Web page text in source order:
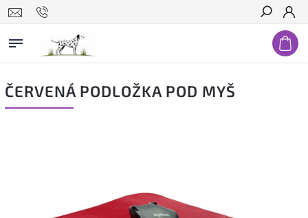
Hledat
ČERVENÁ PODLOŽKA POD MYŠ